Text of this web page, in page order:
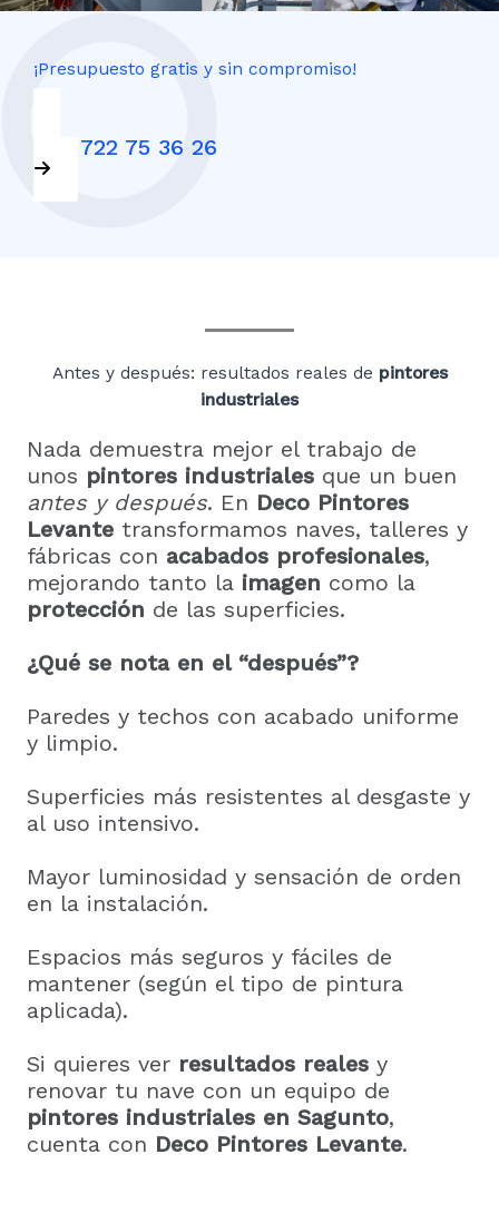
¡Presupuesto gratis y sin compromiso!
+34 722 75 36 26
Antes y después: resultados reales de pintores
industriales
Nada demuestra mejor el trabajo de
unos pintores industriales que un buen
antes y después. En Deco Pintores
Levante transformamos naves, talleres y
fábricas con acabados profesionales,
mejorando tanto la imagen como la
protección de las superficies.
¿Qué se nota en el “después”?
Paredes y techos con acabado uniforme
y limpio.
Superficies más resistentes al desgaste y
al uso intensivo.
Mayor luminosidad y sensación de orden
en la instalación.
Espacios más seguros y fáciles de
mantener (según el tipo de pintura
aplicada).
Si quieres ver resultados reales y
renovar tu nave con un equipo de
pintores industriales en Sagunto,
cuenta con Deco Pintores Levante.